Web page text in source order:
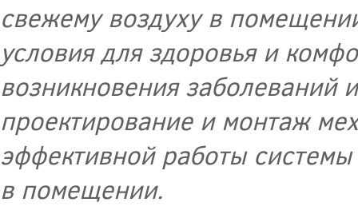
свежему воздуху в
условия для здоровья и
возникновения заболеваний
проектирование и монтаж
эффективной работы
в помещении.